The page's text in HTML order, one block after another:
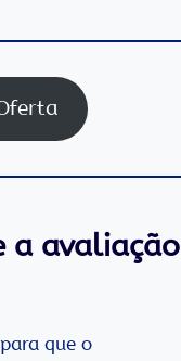
a avaliação
para que o